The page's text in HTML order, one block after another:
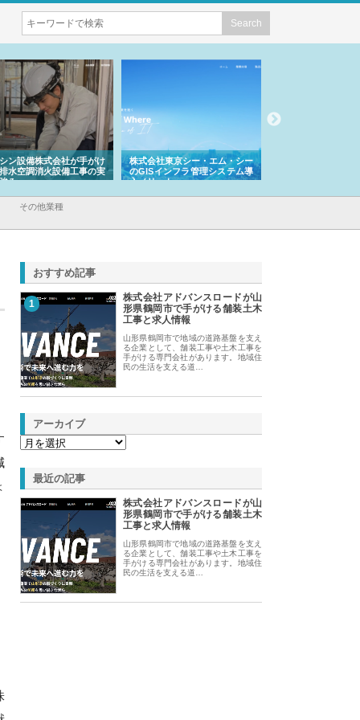
ン設備株式会社が手がけ
水空調消火設備工事の実
み
株式会社東京シー・エム・シー
のGISインフラ管理システム導
入メリット
その他業種
おすすめ記事
1
株式会社アドバンスロードが山
形県鶴岡市で手がける舗装土木
工事と求人情報
山形県鶴岡市で地域の道路基盤を支え
る企業として、舗装工事や土木工事を
手がける専門会社があります。地域住
民の生活を支える道…
アーカイブ
最近の記事
株式会社アドバンスロードが山
形県鶴岡市で手がける舗装土木
工事と求人情報
山形県鶴岡市で地域の道路基盤を支え
る企業として、舗装工事や土木工事を
手がける専門会社があります。地域住
民の生活を支える道…